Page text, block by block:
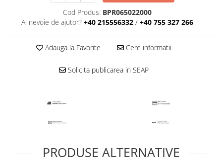
Cod Produs: BPR065022000
Ai nevoie de ajutor? +40 215556332 / +40 755 327 266
Adauga la Favorite Cere informatii
Solicita publicarea in SEAP
PRODUSE ALTERNATIVE